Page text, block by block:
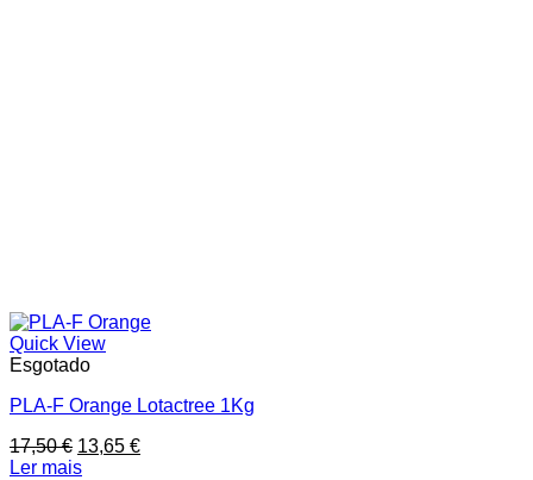
Quick View
Esgotado
PLA-F Orange Lotactree 1Kg
17,50€ O
preço
13,65 €O
Ler mais